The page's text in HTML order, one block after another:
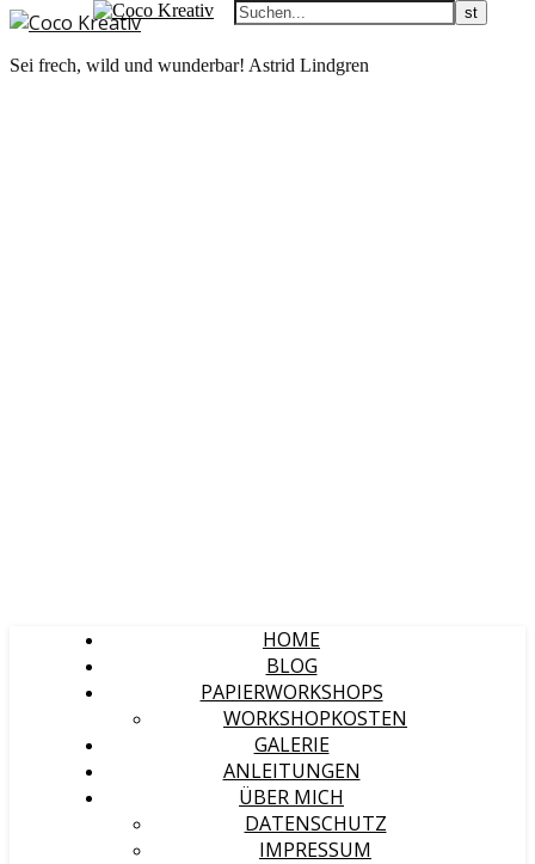
Sei frech, wild und wunderbar! Astrid Lindgren
HOME
BLOG
PAPIERWORKSHOPS
WORKSHOPKOSTEN
GALERIE
ANLEITUNGEN
ÜBER MICH
DATENSCHUTZ
IMPRESSUM